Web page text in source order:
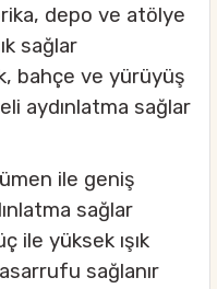
depo ve atölye
sağlar
bahçe ve yürüyüş
aydınlatma sağlar
ile geniş
sağlar
ile yüksek ışık
sağlanır